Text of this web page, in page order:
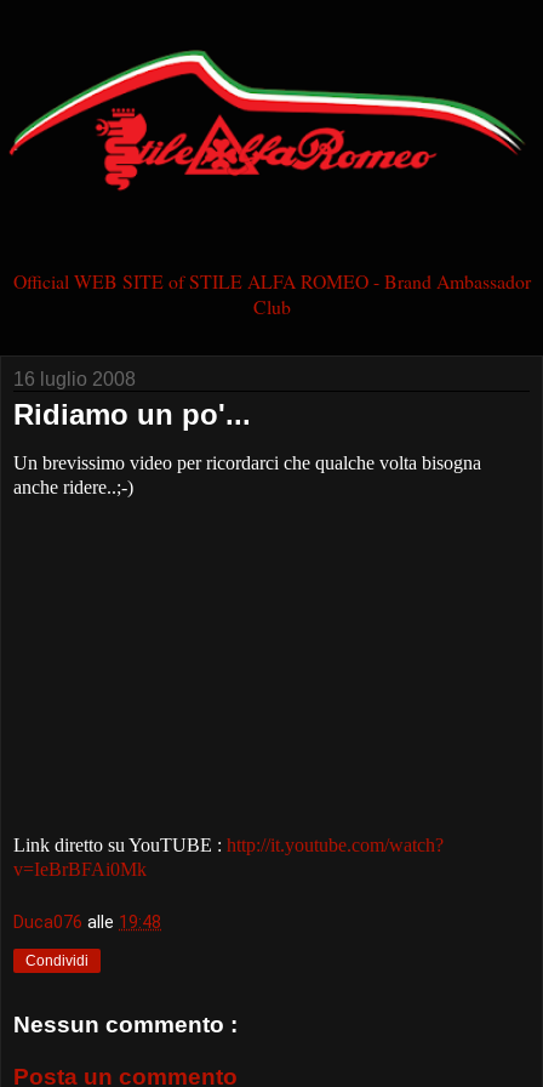
Official WEB SITE of STILE ALFA ROMEO - Brand Ambassador
Club
16 luglio 2008
Ridiamo un po'...
Un brevissimo video per ricordarci che qualche volta bisogna
anche ridere..;-)
Link diretto su YouTUBE : http://it.youtube.com/watch?
v=IeBrBFAi0Mk
Duca076 alle 19:48
Condividi
Nessun commento :
Posta un commento